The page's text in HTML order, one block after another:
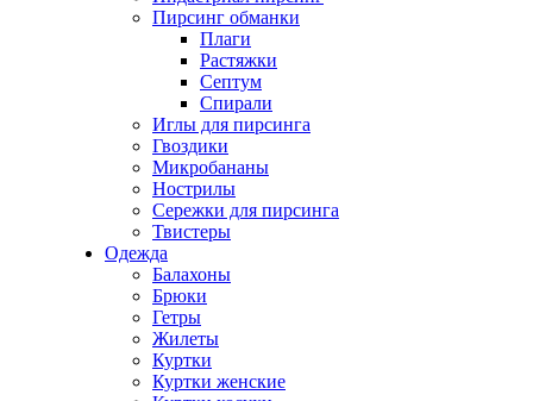
Пирсинг обманки
Плаги
Растяжки
Септум
Спирали
Иглы для пирсинга
Гвоздики
Микробананы
Нострилы
Сережки для пирсинга
Твистеры
Одежда
Балахоны
Брюки
Гетры
Жилеты
Куртки
Куртки женские